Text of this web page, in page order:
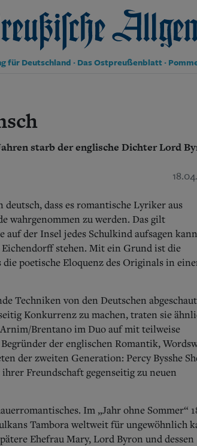
Allgemeine Zeitung
für Deutschland · Das Ostpreußenblatt ·
Gesellschaft
Pommern
Berlin-Brandenburg
Schlesien
Danzig und Westpreußen
Bücher
starb der englische Dichter Lord
dass es romantische Lyriker aus
wahrgenommen zu werden. Das gilt
der Insel jedes Schulkind aufsagen
stehen. Mit ein Grund ist die
poetische Eloquenz des Originals in
Techniken von den Deutschen
Konkurrenz zu machen, traten sie
Brentano im Duo auf mit teilweise
der englischen Romantik,
der zweiten Generation: Percy Bysshe
Freundschaft gegenseitig zu neuen
Im „Jahr ohne Sommer“
Tambora weltweit für ungewöhnlich
Ehefrau Mary, Lord Byron und dessen